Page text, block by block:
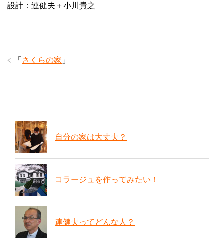
設計：連健夫＋小川貴之
「 さくらの家 」
自分の家は大丈夫？
コラージュを作ってみたい！
連健夫ってどんな人？